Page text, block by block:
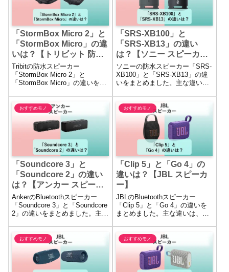
「StormBox Micro 2」と
「StormBox Micro」の違
いは？【トリビット 防水
スピーカー】
Tribitの防水スピーカー
「StormBox Micro 2」と
「StormBox Micro」の違いをま
Bluetoothのバージョン・連続再
生時間・バッテリー容量・モバ
イルバッテリー機能の有無・本
体サイズの違いにあります。
「SRS-XB100」と
「SRS-XB13」の違い
は？【ソニー スピーカ
ー】
ソニーの防水スピーカー「SRS-
XB100」と「SRS-XB13」の違
いをまとめました。主な違い
ウンドの広がり・本体の形状や
重さ・カラー展開の違いにあり
おすすめモノ
「Soundcore 3」と
「Soundcore 2」の違い
は？【アンカー スピーカ
ー】
AnkerのBluetoothスピーカー
「Soundcore 3」と「Soundcore
2」の違いをまとめました。主な
有線入力の有無・本体の重さの
違いにあります。
おすすめモノ
「Clip 5」と「Go 4」の
違いは？【JBL スピーカ
ー】
JBLのBluetoothスピーカー
「Clip 5」と「Go 4」の違いを
まとめました。主な違いは、最
さの違いにあります。
おすすめモノ おすすめモノ